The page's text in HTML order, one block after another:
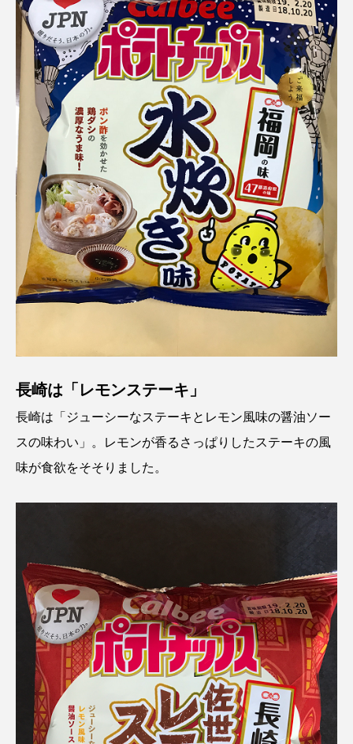
長崎は「レモンステーキ」
長崎は「ジューシーなステーキとレモン風味の醤油ソー
スの味わい」。レモンが香るさっぱりしたステーキの風
味が食欲をそそりました。